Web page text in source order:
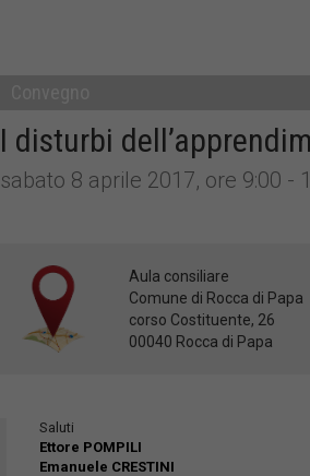
I disturbi
sabato 8 aprile 2017, ore 9:00 -
Aula consiliare
Comune di Rocca di Papa
corso Costituente, 26
00040 Rocca di Papa
Saluti
Ettore POMPILI
Emanuele CRESTINI